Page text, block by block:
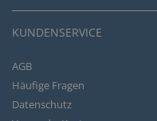
KUNDENSERVICE
AGB
Häufige Fragen
Datenschutz